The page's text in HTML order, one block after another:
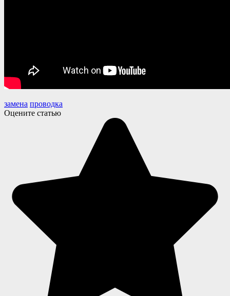
замена проводка
Оцените статью